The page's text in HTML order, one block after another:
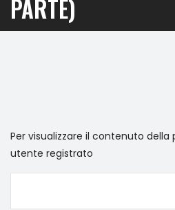
PARTE)
Per visualizzare il contenuto della
utente registrato